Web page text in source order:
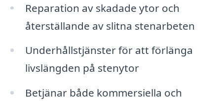
Reparation av skadade ytor och
återställande av slitna stenarbeten
Underhållstjänster för att förlänga
livslängden på stenytor
Betjänar både kommersiella och